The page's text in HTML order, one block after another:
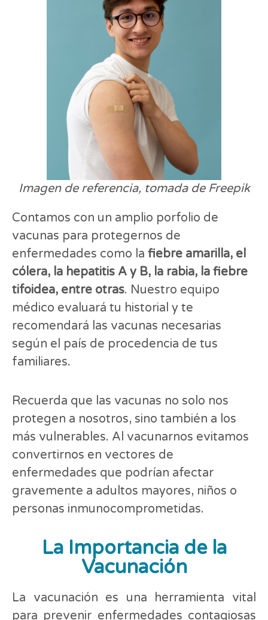
Imagen de referencia, tomada de Freepik
Contamos con un amplio porfolio de
vacunas para protegernos de
enfermedades como la fiebre amarilla, el
cólera, la hepatitis A y B, la rabia, la fiebre
tifoidea, entre otras. Nuestro equipo
médico evaluará tu historial y te
recomendará las vacunas necesarias
según el país de procedencia de tus
familiares.
Recuerda que las vacunas no solo nos
protegen a nosotros, sino también a los
más vulnerables. Al vacunarnos evitamos
convertirnos en vectores de
enfermedades que podrían afectar
gravemente a adultos mayores, niños o
personas inmunocomprometidas.
La Importancia de la
Vacunación
La vacunación es una herramienta vital
para prevenir enfermedades contagiosas